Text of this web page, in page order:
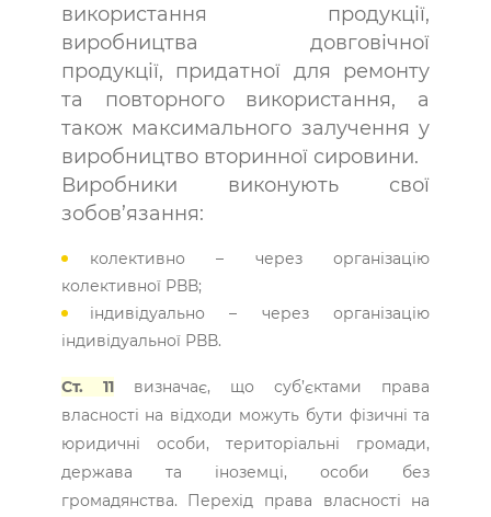
використання продукції,
виробництва довговічної
продукції, придатної для ремонту
та повторного використання, а
також максимального залучення у
виробництво вторинної сировини.
Виробники виконують свої
зобов’язання:
колективно – через організацію
колективної РВВ;
індивідуально – через організацію
індивідуальної РВВ.
Ст. 11визначає, що суб’єктами права
власності на відходи можуть бути фізичні та
юридичні особи, територіальні громади,
держава та іноземці, особи без
громадянства. Перехід права власності на